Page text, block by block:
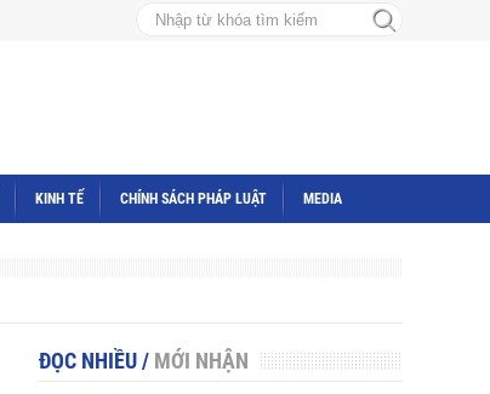
KINH TẾ CHÍNH SÁCH PHÁP LUẬT MEDIA
ĐỌC NHIỀU/ MỚI NHẬN